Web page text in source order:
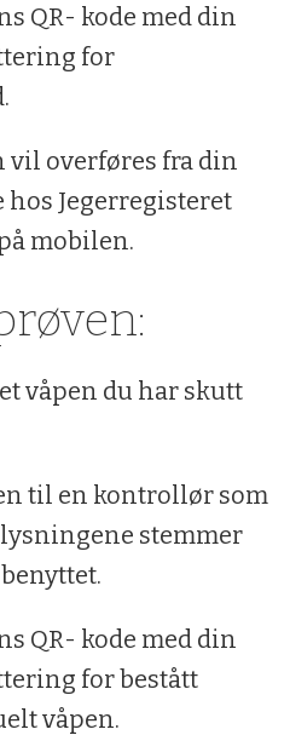
QR- kode med din
for
vil overføres fra din
Jegerregisteret
mobilen.
våpen du har skutt
til en kontrollør som
stemmer
QR- kode med din
for bestått
våpen.